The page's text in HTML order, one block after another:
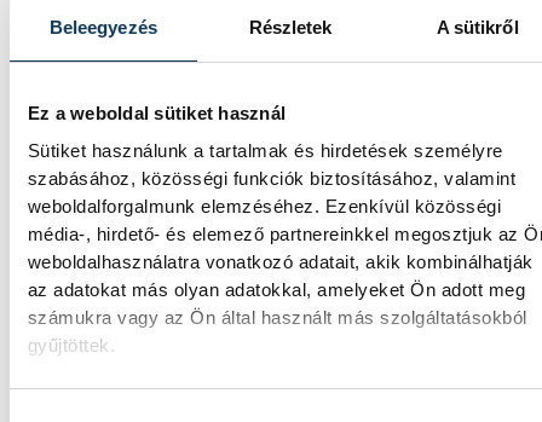
Beleegyezés Részletek A sütikről
Ez a weboldal sütiket használ
Sütiket használunk a tartalmak és hirdetések személyre
szabásához, közösségi funkciók biztosításához, valamint
weboldalforgalmunk elemzéséhez. Ezenkívül közösségi
média-, hirdető- és elemező partnereinkkel megosztjuk az
weboldalhasználatra vonatkozó adatait, akik kombinálhatják
az adatokat más olyan adatokkal, amelyeket Ön adott meg
számukra vagy az Ön által használt más szolgáltatásokból
gyűjtöttek.
Rendhagyó esemény zajlott le kedden
reggel. Magyar idő szerint 8:35 körül a
felszínébe csapódott a SpaceX egyik
9 rakétájának felső fokozata. A
becsapódást a Földről szabad szemmel
lehetett látni, a szakemberek azonban
távcsövekkel figyelték az eseményt.
Rekordok Európában –
Magyarország a legforróbb,
Angliában szárazság tombol